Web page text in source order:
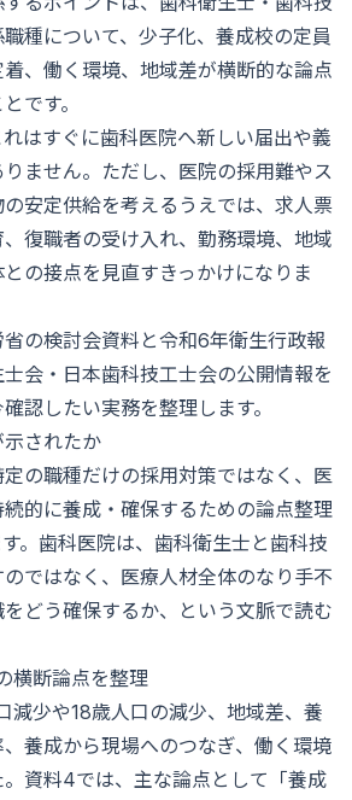
種について、少子化、養成校の定員
、働く環境、地域差が横断的な論点
です。
はすぐに歯科医院へ新しい届出や義
ません。ただし、医院の採用難やス
安定供給を考えるうえでは、求人票
復職者の受け入れ、勤務環境、地域
の接点を見直すきっかけになりま
の検討会資料と令和6年衛生行政報
会・日本歯科技工士会の公開情報を
認したい実務を整理します。
されたか
の職種だけの採用対策ではなく、医
的に養成・確保するための論点整理
。歯科医院は、歯科衛生士と歯科技
ではなく、医療人材全体のなり手不
どう確保するか、という文脈で読む
横断論点を整理
減少や18歳人口の減少、地域差、養
養成から現場へのつなぎ、働く環境
資料4では、主な論点として「養成